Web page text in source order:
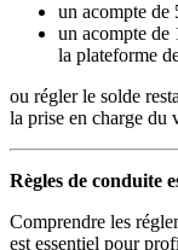
un acompte de
un acompte de
la plateforme
ou régler le solde
la prise en charge du
Règles de conduite
Comprendre les
est essentiel pour